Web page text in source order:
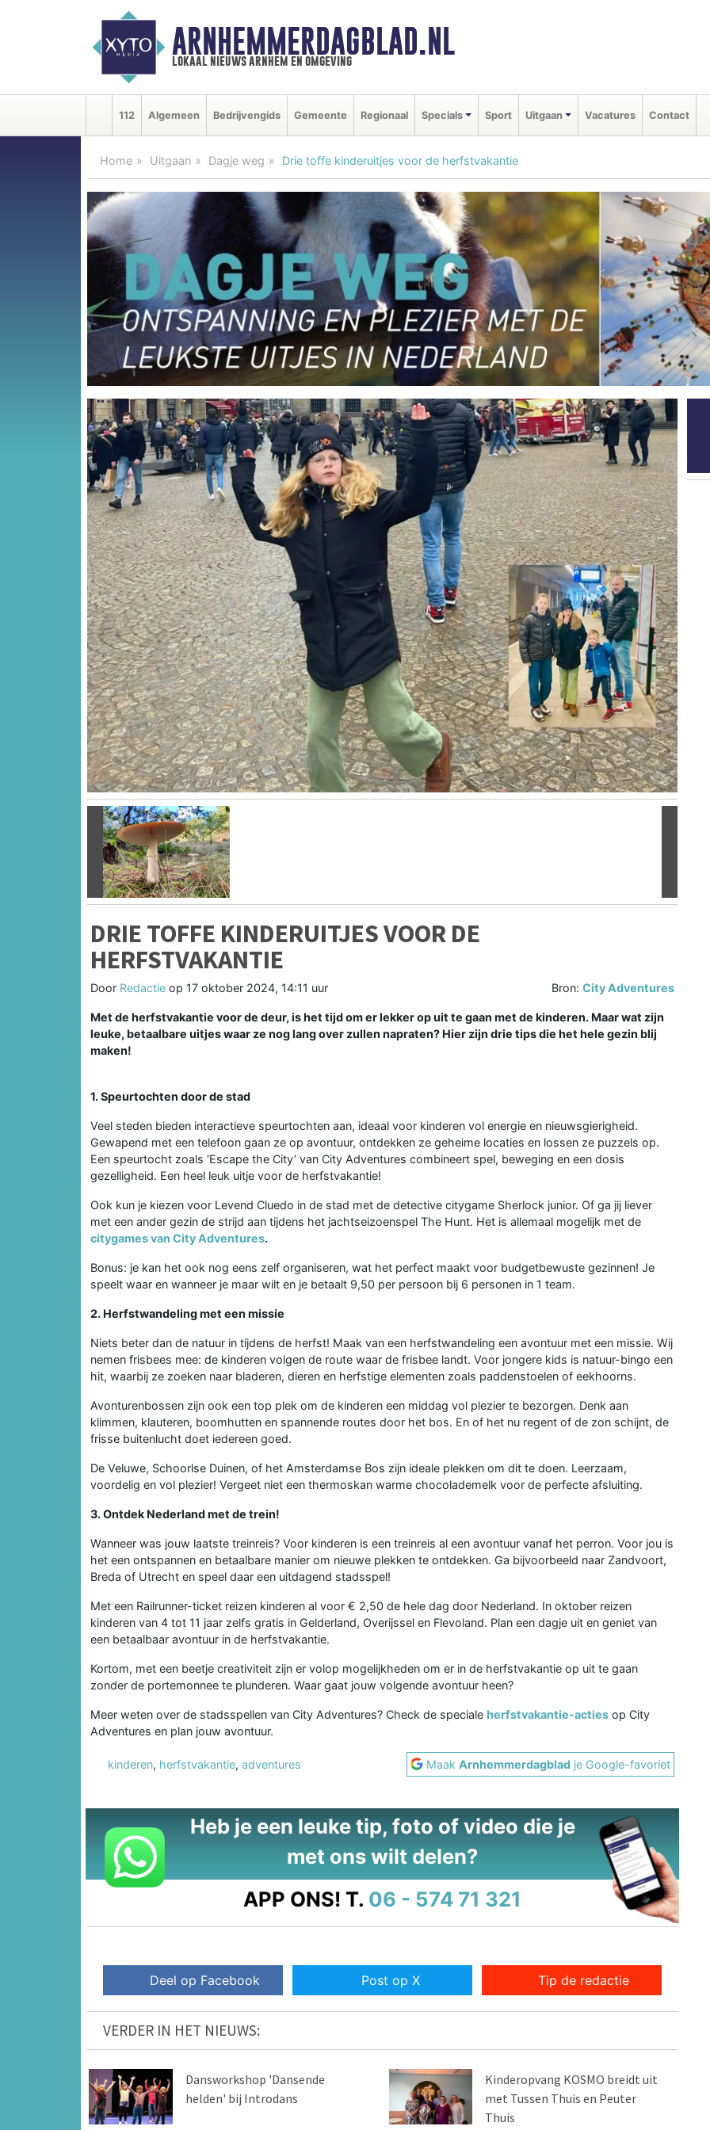
ARNHEMMERDAGBLAD.NL
lokaal nieuws arnhem en omgeving
112 Algemeen Bedrijvengids Gemeente Regionaal Specials Sport Uitgaan Vacatures Contact
Home Uitgaan Dagje weg Drie toffe kinderuitjes voor de herfstvakantie
Vorige
DRIE TOFFE KINDERUITJES VOOR DE
HERFSTVAKANTIE
Door Redactie op 17 oktober 2024, 14:11 uur Bron:City Adventures
Met de herfstvakantie voor de deur, is het tijd om er lekker op uit te gaan met de kinderen. Maar wat zijn
leuke, betaalbare uitjes waar ze nog lang over zullen napraten? Hier zijn drie tips die het hele gezin blij
maken!
1. Speurtochten door de stad
Veel steden bieden interactieve speurtochten aan, ideaal voor kinderen vol energie en nieuwsgierigheid.
Gewapend met een telefoon gaan ze op avontuur, ontdekken ze geheime locaties en lossen ze puzzels op.
Een speurtocht zoals ‘Escape the City’ van City Adventures combineert spel, beweging en een dosis
gezelligheid. Een heel leuk uitje voor de herfstvakantie!
Ook kun je kiezen voor Levend Cluedo in de stad met de detective citygame Sherlock junior. Of ga jij liever
met een ander gezin de strijd aan tijdens het jachtseizoenspel The Hunt. Het is allemaal mogelijk met de
citygames van City Adventures.
Bonus: je kan het ook nog eens zelf organiseren, wat het perfect maakt voor budgetbewuste gezinnen! Je
speelt waar en wanneer je maar wilt en je betaalt 9,50 per persoon bij 6 personen in 1 team.
2. Herfstwandeling met een missie
Niets beter dan de natuur in tijdens de herfst! Maak van een herfstwandeling een avontuur met een missie. Wij
nemen frisbees mee: de kinderen volgen de route waar de frisbee landt. Voor jongere kids is natuur-bingo een
hit, waarbij ze zoeken naar bladeren, dieren en herfstige elementen zoals paddenstoelen of eekhoorns.
Avonturenbossen zijn ook een top plek om de kinderen een middag vol plezier te bezorgen. Denk aan
klimmen, klauteren, boomhutten en spannende routes door het bos. En of het nu regent of de zon schijnt, de
frisse buitenlucht doet iedereen goed.
De Veluwe, Schoorlse Duinen, of het Amsterdamse Bos zijn ideale plekken om dit te doen. Leerzaam,
voordelig en vol plezier! Vergeet niet een thermoskan warme chocolademelk voor de perfecte afsluiting.
3. Ontdek Nederland met de trein!
Wanneer was jouw laatste treinreis? Voor kinderen is een treinreis al een avontuur vanaf het perron. Voor jou is
het een ontspannen en betaalbare manier om nieuwe plekken te ontdekken. Ga bijvoorbeeld naar Zandvoort,
Breda of Utrecht en speel daar een uitdagend stadsspel!
Met een Railrunner-ticket reizen kinderen al voor € 2,50 de hele dag door Nederland. In oktober reizen
kinderen van 4 tot 11 jaar zelfs gratis in Gelderland, Overijssel en Flevoland. Plan een dagje uit en geniet van
een betaalbaar avontuur in de herfstvakantie.
Kortom, met een beetje creativiteit zijn er volop mogelijkheden om er in de herfstvakantie op uit te gaan
zonder de portemonnee te plunderen. Waar gaat jouw volgende avontuur heen?
Meer weten over de stadsspellen van City Adventures? Check de speciale herfstvakantie-acties op City
Adventures en plan jouw avontuur.
kinderen, herfstvakantie, adventures MaakArnhemmerdagblad je Google-favoriet
Heb je een leuke tip, foto of video die je
met ons wilt delen?
APP ONS! T. 06 - 574 71 321
Deel op Facebook Post op X Tip de redactie
VERDER IN HET NIEUWS:
Dansworkshop 'Dansende
helden' bij Introdans
Kinderopvang KOSMO breidt uit
met Tussen Thuis en Peuter
Thuis